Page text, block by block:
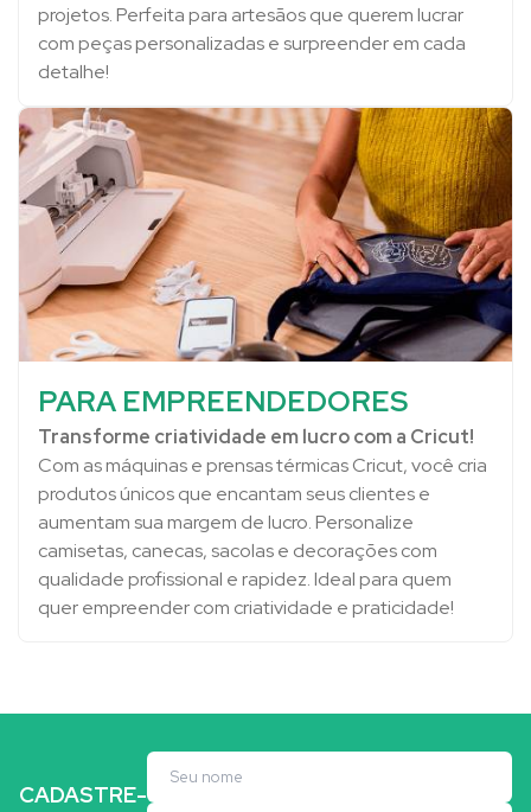
projetos. Perfeita para artesãos que querem lucrar
com peças personalizadas e surpreender em cada
detalhe!
PARA EMPREENDEDORES
Transforme criatividade em lucro com a Cricut!
Com as máquinas e prensas térmicas Cricut, você cria
produtos únicos que encantam seus clientes e
aumentam sua margem de lucro. Personalize
camisetas, canecas, sacolas e decorações com
qualidade profissional e rapidez. Ideal para quem
quer empreender com criatividade e praticidade!
CADASTRE-